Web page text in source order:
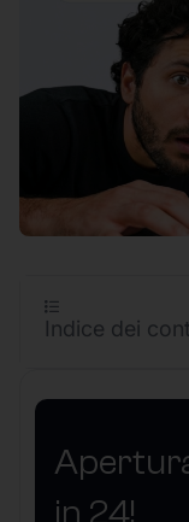
in 24!
Indice dei